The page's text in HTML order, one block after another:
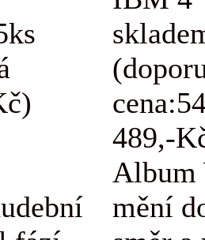
489,-
Album
mění